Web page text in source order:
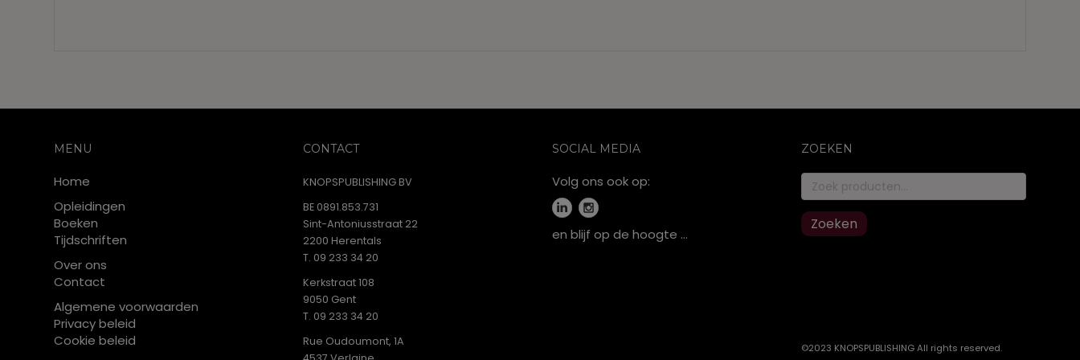
MENU
Home
Opleidingen
Boeken
Tijdschriften
Over ons
Contact
Algemene voorwaarden
Privacy beleid
Cookie beleid
CONTACT
KNOPSPUBLISHING BV
BE 0891.853.731
Sint-Antoniusstraat 22
2200 Herentals
T. 09 233 34 20
Kerkstraat 108
9050 Gent
T. 09 233 34 20
Rue Oudoumont, 1A
SOCIAL MEDIA
Volg ons ook op:
en blijf op de hoogte …
ZOEKEN
Zoeken
naar:
Zoeken
©2023 KNOPSPUBLISHING All rights reserved.